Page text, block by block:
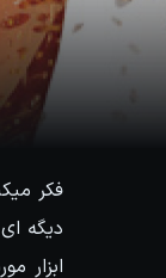
فکر
دیگه